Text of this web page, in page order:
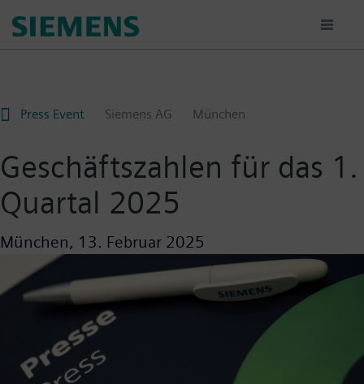
para
Press Event
Siemens AG München
Geschäftszahlen für das 1.
Quartal 2025
München, 13. Februar 2025